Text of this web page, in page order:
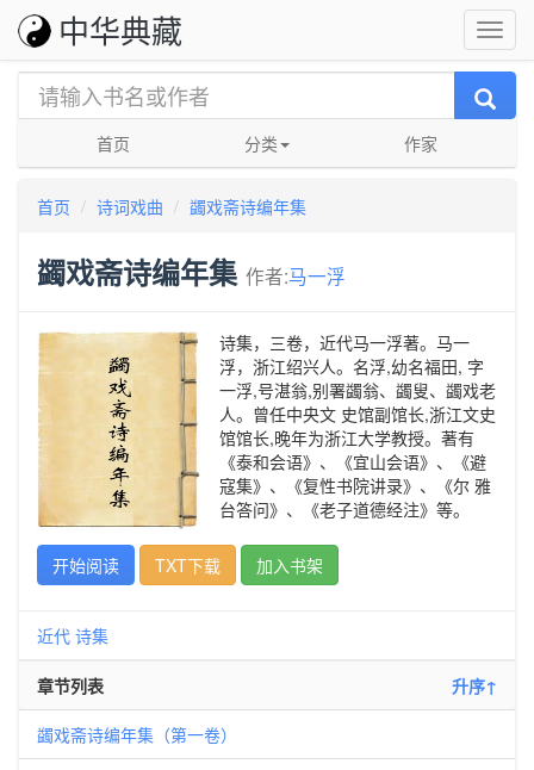
中华典藏
首页 分类 作家
首页 诗词戏曲 蠲戏斋诗编年集
蠲戏斋诗编年集 作者:马一浮
诗集，三卷，近代马一浮著。马一
浮，浙江绍兴人。名浮,幼名福田, 字
一浮,号湛翁,别署蠲翁、蠲叟、蠲戏老
人。曾任中央文 史馆副馆长,浙江文史
馆馆长,晚年为浙江大学教授。著有
《泰和会语》、《宜山会语》、《避
寇集》、《复性书院讲录》、《尔 雅
台答问》、《老子道德经注》等。
开始阅读 TXT下载 加入书架
近代 诗集
章节列表 升序↑
蠲戏斋诗编年集（第一卷）